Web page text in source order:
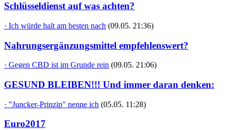
Schlüsseldienst auf was achten?
· Ich würde halt am besten nach (09.05. 21:36)
Nahrungsergänzungsmittel empfehlenswert?
· Gegen CBD ist im Grunde rein (09.05. 21:06)
GESUND BLEIBEN!!! Und immer daran denken:
· "Juncker-Prinzip" nenne ich (05.05. 11:28)
Euro2017